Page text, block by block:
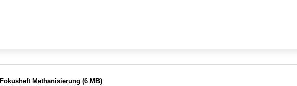
Fokusheft Methanisierung (6 MB)